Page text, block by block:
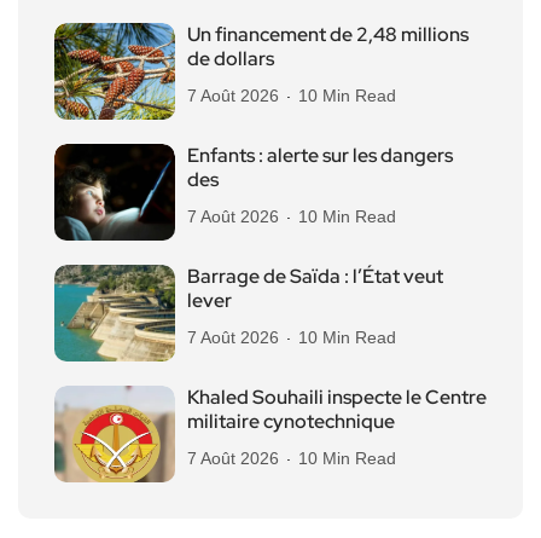
Un financement de 2,48 millions
de dollars
7 Août 2026 10 Min Read
Enfants : alerte sur les dangers
des
7 Août 2026 10 Min Read
Barrage de Saïda : l’État veut
lever
7 Août 2026 10 Min Read
Khaled Souhaili inspecte le Centre
militaire cynotechnique
7 Août 2026 10 Min Read